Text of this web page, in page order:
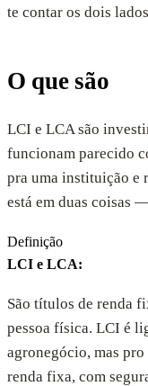
te contar os dois
O que são
LCI e LCA são
funcionam parecido
pra uma instituição e
está em duas coisas
Definição
LCI e LCA:
São títulos de renda
pessoa física. LCI é
agronegócio, mas
renda fixa, com